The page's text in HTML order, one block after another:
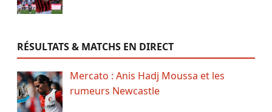
RÉSULTATS & MATCHS EN DIRECT
Mercato : Anis Hadj Moussa et les
rumeurs Newcastle